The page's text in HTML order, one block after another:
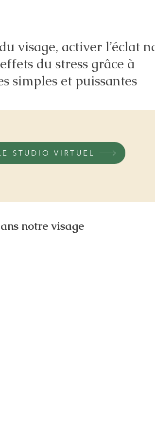
visage, activer l’éclat
du stress grâce à
simples et puissantes
STUDIO VIRTUEL
notre visage